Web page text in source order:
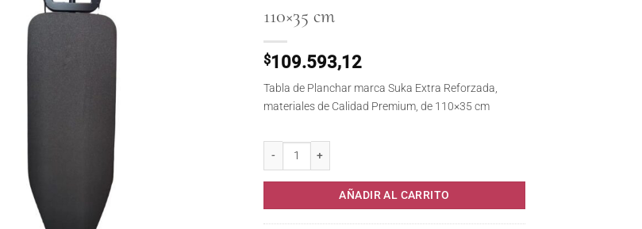
110×35 cm
$109.593,12
Tabla de Planchar marca Suka Extra Reforzada,
materiales de Calidad Premium, de 110×35 cm
AÑADIR AL CARRITO